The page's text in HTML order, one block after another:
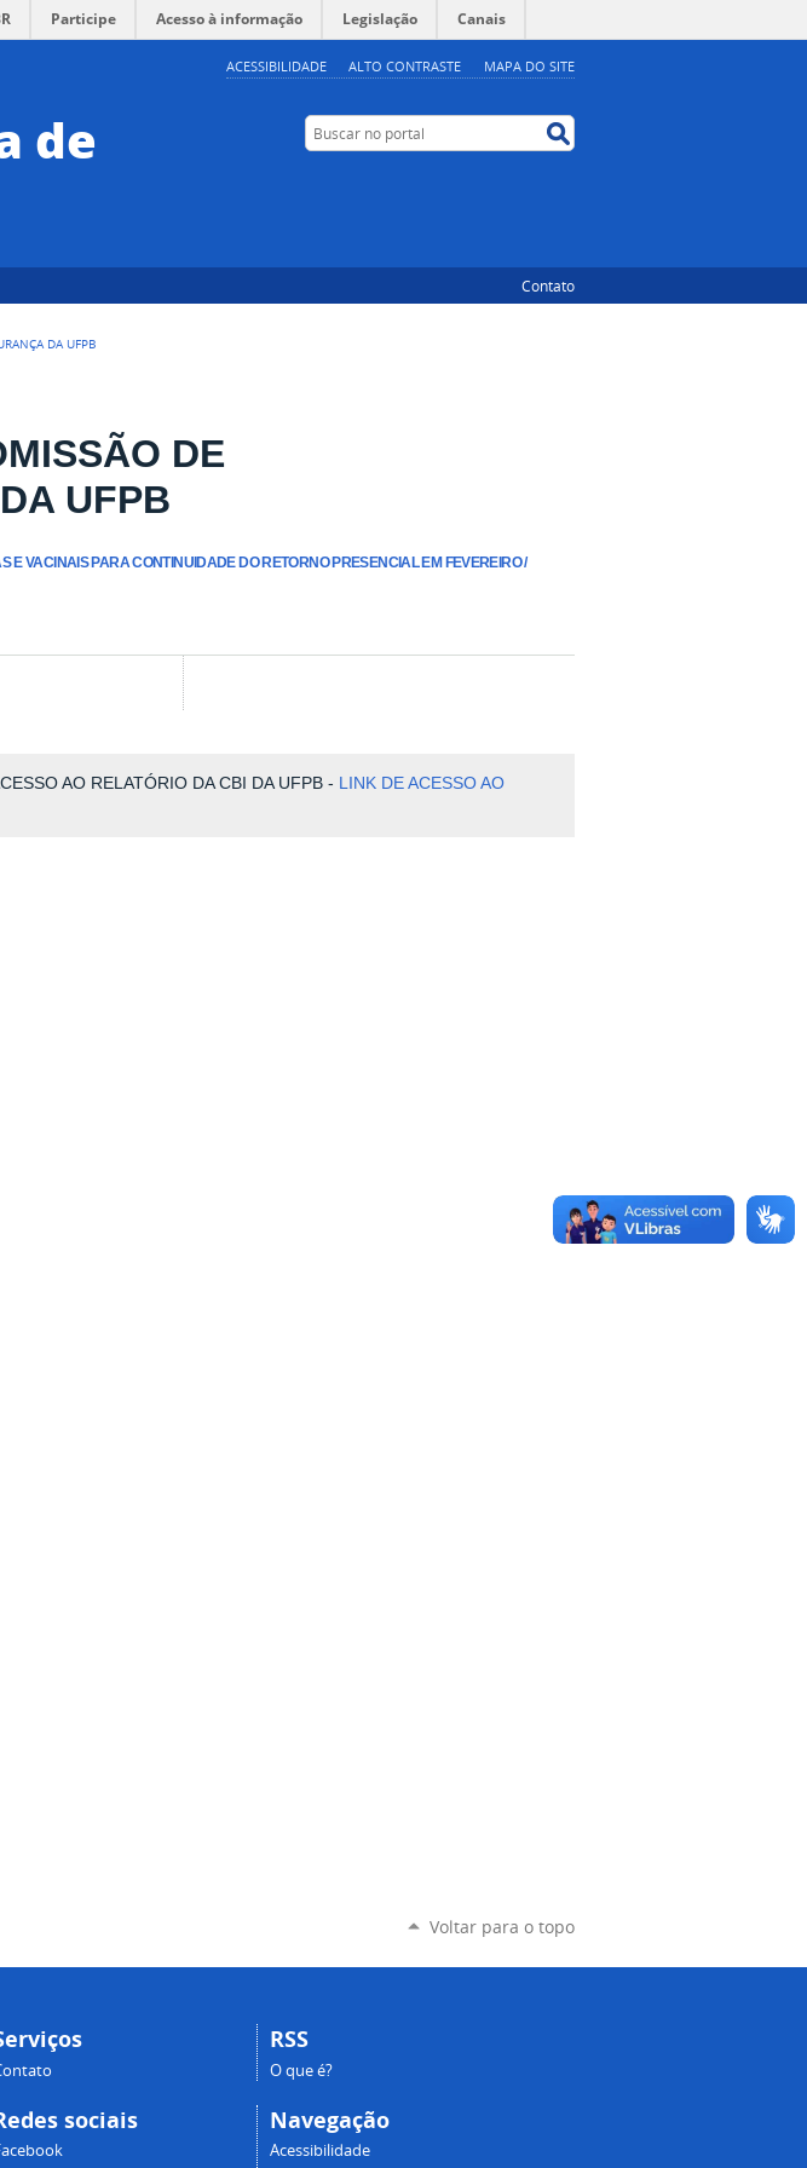
ACESSIBILIDADE ALTO CONTRASTE MAPA DO SITE
Participe Acesso à informação Legislação Canais
de Buscar no portal
Contato
DA UFPB
DE
UFPB
E VACINAIS PARA CONTINUIDADE DO RETORNO PRESENCIAL EM FEVEREIRO /
AO RELATÓRIO DA CBI DA UFPB - LINK DE ACESSO AO
Voltar para o topo
sociais
RSS
O que é?
Navegação
Acessibilidade